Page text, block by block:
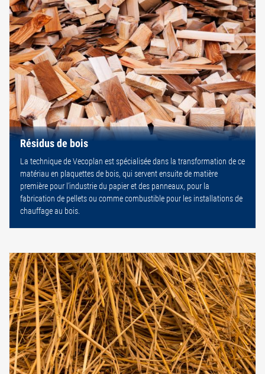
Résidus de bois
La technique de Vecoplan est spécialisée dans la transformation de ce
matériau en plaquettes de bois, qui servent ensuite de matière
première pour l’industrie du papier et des panneaux, pour la
fabrication de pellets ou comme combustible pour les installations de
chauffage au bois.